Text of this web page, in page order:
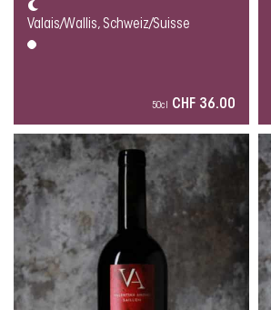
Valais/Wallis, Schweiz/Suisse
50cl CHF 36.00